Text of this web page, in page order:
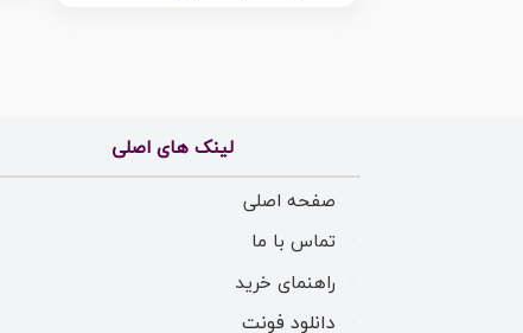
لینک های اصلی
صفحه اصلی
تماس با ما
راهنمای خرید
دانلود فونت